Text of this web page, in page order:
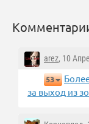
arez, 10
53
за выход из